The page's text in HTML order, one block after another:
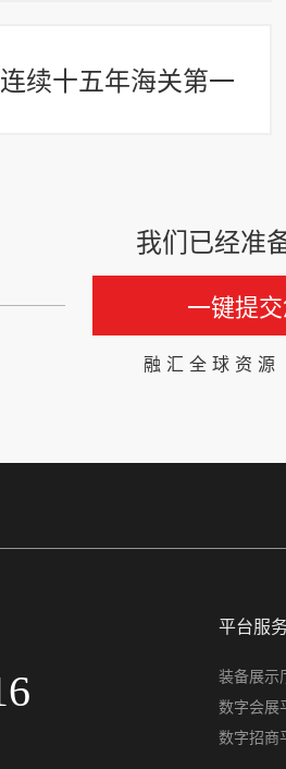
连续十五年海关第一
我们已经准
一键提
融汇全球资
平台服务
装备展示
数字会展
数字招商